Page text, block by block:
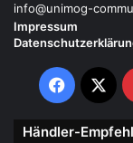
info@unimog-
Impressum
X
Händler-